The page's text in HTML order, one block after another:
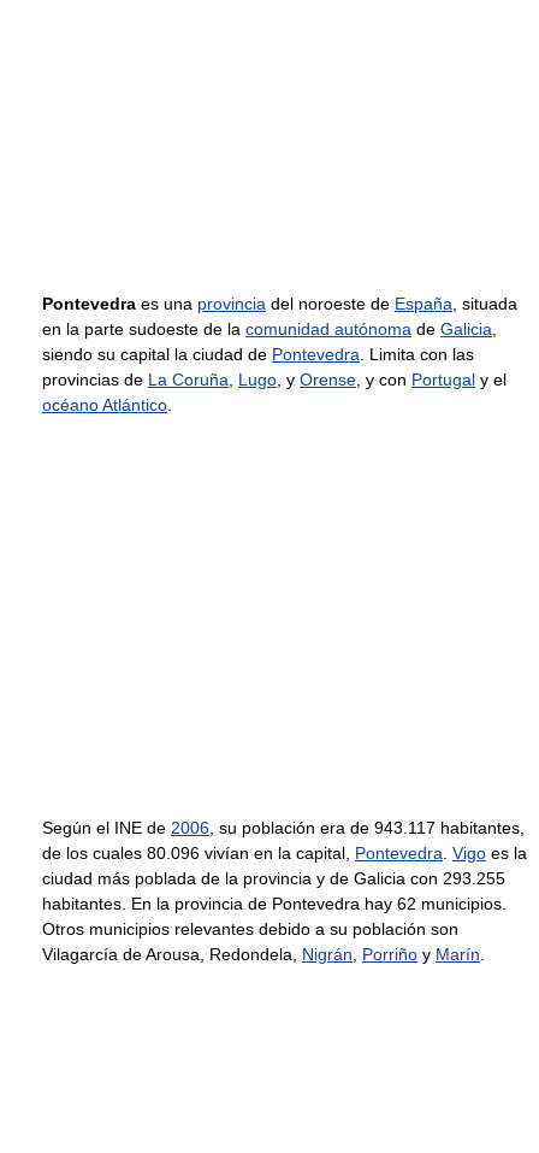
Pontevedra es una provincia del noroeste de España , situada
en la parte sudoeste de la comunidad autónoma de Galicia
siendo su capital la ciudad de Pontevedra . Limita con las
provincias de La Coruña Lugo , y Orense , y con Portugal y el
océano Atlántico
Según el INE de 2006 , su población era de 943.117 habitantes,
de los cuales 80.096 vivían en la capital, Pontevedra Vigo es la
ciudad más poblada de la provincia y de Galicia con 293.255
habitantes. En la provincia de Pontevedra hay 62 municipios.
Otros municipios relevantes debido a su población son
Vilagarcía de Arousa, Redondela, Nigrán Porriño y Marín